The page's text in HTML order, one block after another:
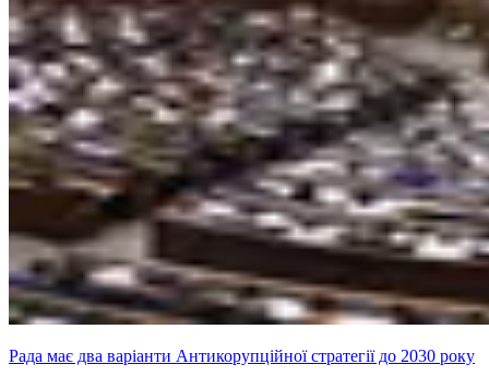
Рада має два варіанти Антикорупційної стратегії до 2030 року